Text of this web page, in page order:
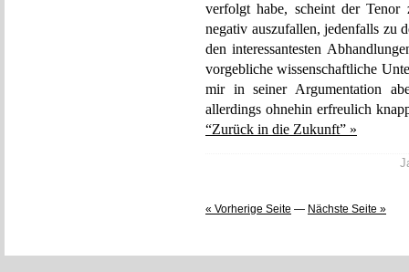
verfolgt habe, scheint der Tenor
negativ auszufallen, jedenfalls
den interessantesten
vorgebliche wissenschaftliche
mir in seiner Argumentation
allerdings ohnehin erfreulich
“Zurück in die Zukunft” »
« Vorherige Seite — Nächste Seite »